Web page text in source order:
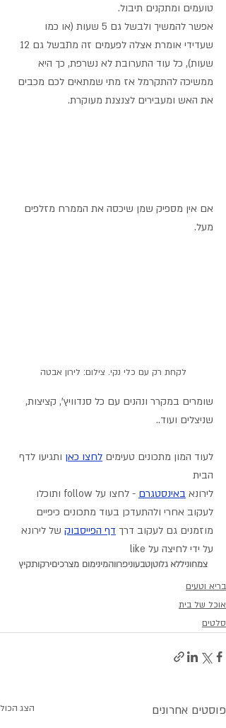
טועמים ומתקנים תיבול.
אפשר להמשיך ולבשל גם 5 שעות (או כמו
שעות), כל עוד התערובת לא נשרפת, כך היא
ממשיכה להתקרמל אז מתי שמתאים לכם מכבים
את האש ומעבירים לצנצנת מעוקרת.
אם אין מספיק שמן שיכסה את הממרח מזלפים
מעל.
לקחת רק עם כלי נקי. צילום: לירון אבטה
שומרים במקרר ונהנים עם כל סנדוויץ', קציצות,
שניצלים ועוד..
לעוד המון מתכונים טעימים לחצו כאן ותגיעו לדף
הבית
לירונא באינסטגרם
- לחצו על follow ותוכלו
לעקוב אחרי ולהתעדכן בעוד מתכונים כיפיים
מוזמנים גם לעקוב דרך דף הפייסבוק של לירונא
על ידי לחיצה על like
צמחוניללא גלוטןטבעוניפרווהמינימום מצרכיםירקותקיץ
בריא וטעים
אוכל של בית
סלטים
פוסטים אחרונים הצג הכול